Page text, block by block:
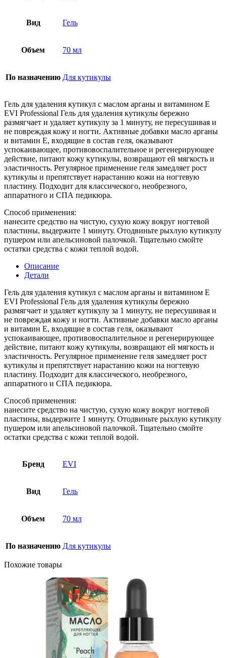
Вид Гель
Объем 70 мл
По назначению Для кутикулы
Гель для удаления кутикул с маслом арганы и витамином Е
EVI Professional Гель для удаления кутикулы бережно
размягчает и удаляет кутикулу за 1 минуту, не пересушивая и
не повреждая кожу и ногти. Активные добавки масло арганы
и витамин E, входящие в состав геля, оказывают
успокаивающее, противовоспалительное и регенерирующее
действие, питают кожу кутикулы, возвращают ей мягкость и
эластичность. Регулярное применение геля замедляет рост
кутикулы и препятствует нарастанию кожи на ногтевую
пластину. Подходит для классического, необрезного,
аппаратного и СПА педикюра.
Способ применения:
нанесите средство на чистую, сухую кожу вокруг ногтевой
пластины, выдержите 1 минуту. Отодвиньте рыхлую кутикулу
пушером или апельсиновой палочкой. Тщательно смойте
остатки средства с кожи теплой водой.
Описание
Детали
Гель для удаления кутикул с маслом арганы и витамином Е
EVI Professional Гель для удаления кутикулы бережно
размягчает и удаляет кутикулу за 1 минуту, не пересушивая и
не повреждая кожу и ногти. Активные добавки масло арганы
и витамин E, входящие в состав геля, оказывают
успокаивающее, противовоспалительное и регенерирующее
действие, питают кожу кутикулы, возвращают ей мягкость и
эластичность. Регулярное применение геля замедляет рост
кутикулы и препятствует нарастанию кожи на ногтевую
пластину. Подходит для классического, необрезного,
аппаратного и СПА педикюра.
Способ применения:
нанесите средство на чистую, сухую кожу вокруг ногтевой
пластины, выдержите 1 минуту. Отодвиньте рыхлую кутикулу
пушером или апельсиновой палочкой. Тщательно смойте
остатки средства с кожи теплой водой.
Бренд EVI
Вид Гель
Объем 70 мл
По назначению Для кутикулы
Похожие товары